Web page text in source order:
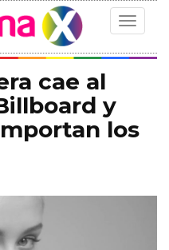
Toggle
cae al
y
los